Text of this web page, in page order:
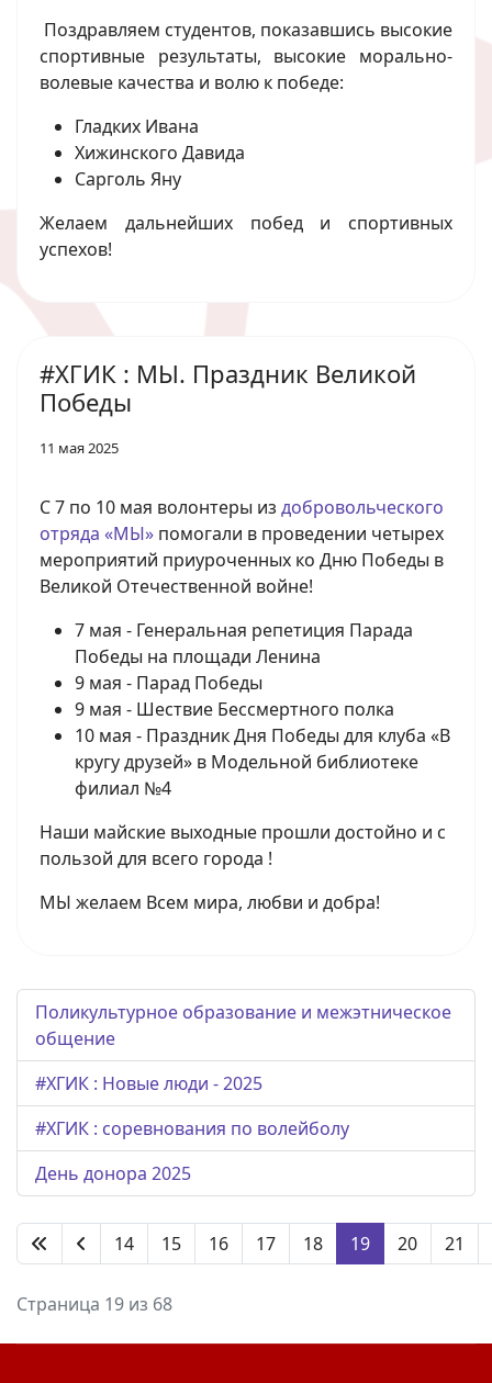
Поздравляем студентов, показавшись высокие
спортивные результаты, высокие морально-
волевые качества и волю к победе:
Гладких Ивана
Хижинского Давида
Сарголь Яну
Желаем дальнейших побед и спортивных
успехов!
#ХГИК : МЫ. Праздник Великой
Победы
11 мая 2025
С 7 по 10 мая волонтеры из добровольческого
отряда «МЫ» помогали в проведении четырех
мероприятий приуроченных ко Дню Победы в
Великой Отечественной войне!
7 мая - Генеральная репетиция Парада
Победы на площади Ленина
9 мая - Парад Победы
9 мая - Шествие Бессмертного полка
10 мая - Праздник Дня Победы для клуба «В
кругу друзей» в Модельной библиотеке
филиал №4
Наши майские выходные прошли достойно и с
пользой для всего города !
МЫ желаем Всем мира, любви и добра!
Поликультурное образование и межэтническое
общение
#ХГИК : Новые люди - 2025
#ХГИК : соревнования по волейболу
День донора 2025
14 15 16 17 18 19 20 21
Страница 19 из 68